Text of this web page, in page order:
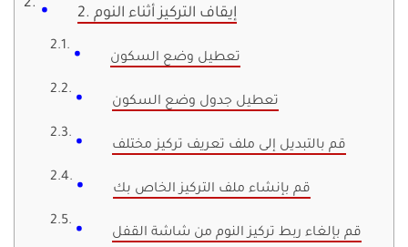
2. إيقاف التركيز أثناء النوم
تعطيل وضع السكون
تعطيل جدول وضع السكون
قم بالتبديل إلى ملف تعريف تركيز مختلف
قم بإنشاء ملف التركيز الخاص بك
قم بإلغاء ربط تركيز النوم من شاشة القفل